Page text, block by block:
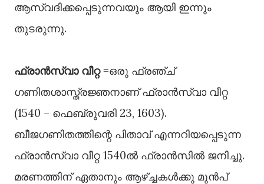
ആസ്വദിക്കപ്പെടുന്നവയും ആയി ഇന്നും
തുടരുന്നു.
ഫ്രാൻസ്വാ വീറ്റ=ഒരു ഫ്രഞ്ച്
ഗണിതശാസ്ത്രജ്ഞനാണ് ഫ്രാൻസ്വാ വീറ്റ
(1540 – ഫെബ്രുവരി 23, 1603).
ബീജഗണിതത്തിന്റെ പിതാവ് എന്നറിയപ്പെടുന്ന
ഫ്രാൻസ്വാ വീറ്റ 1540ൽ ഫ്രാൻസിൽ ജനിച്ചു.
മരണത്തിന് ഏതാനും ആഴ്ച്ചകൾക്കു മുൻപ്